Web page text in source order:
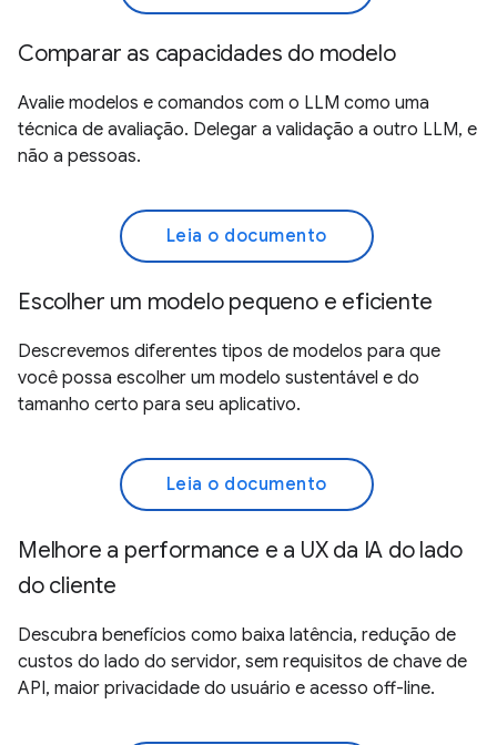
Comparar as capacidades do modelo
Avalie modelos e comandos com o LLM como uma
técnica de avaliação. Delegar a validação a outro LLM, e
não a pessoas.
Leia o documento
Escolher um modelo pequeno e eficiente
Descrevemos diferentes tipos de modelos para que
você possa escolher um modelo sustentável e do
tamanho certo para seu aplicativo.
Leia o documento
Melhore a performance e a UX da IA do lado
do cliente
Descubra benefícios como baixa latência, redução de
custos do lado do servidor, sem requisitos de chave de
API, maior privacidade do usuário e acesso off-line.